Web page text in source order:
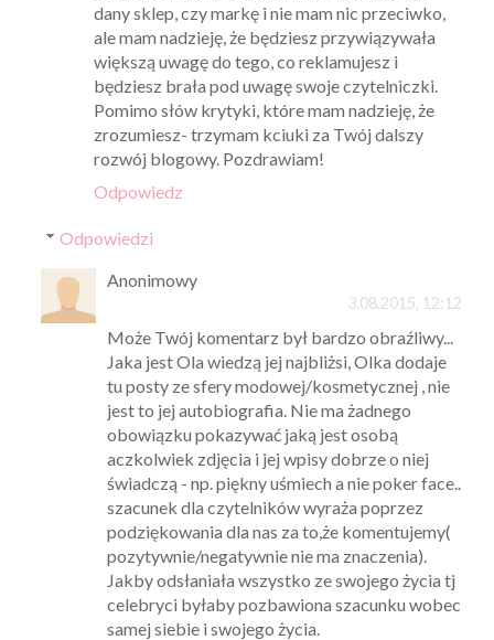
dany sklep, czy markę i nie mam nic przeciwko,
ale mam nadzieję, że będziesz przywiązywała
większą uwagę do tego, co reklamujesz i
będziesz brała pod uwagę swoje czytelniczki.
Pomimo słów krytyki, które mam nadzieję, że
zrozumiesz- trzymam kciuki za Twój dalszy
rozwój blogowy. Pozdrawiam!
Odpowiedz
Odpowiedzi
Anonimowy
3.08.2015, 12:12
Może Twój komentarz był bardzo obraźliwy...
Jaka jest Ola wiedzą jej najbliżsi, Olka dodaje
tu posty ze sfery modowej/kosmetycznej , nie
jest to jej autobiografia. Nie ma żadnego
obowiązku pokazywać jaką jest osobą
aczkolwiek zdjęcia i jej wpisy dobrze o niej
świadczą - np. piękny uśmiech a nie poker face..
szacunek dla czytelników wyraża poprzez
podziękowania dla nas za to,że komentujemy(
pozytywnie/negatywnie nie ma znaczenia).
Jakby odsłaniała wszystko ze swojego życia tj
celebryci byłaby pozbawiona szacunku wobec
samej siebie i swojego życia.